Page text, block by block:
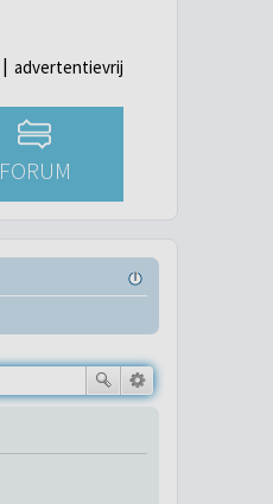
advertentievrij
FORUM